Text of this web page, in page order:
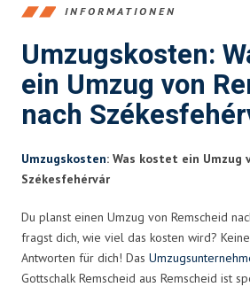
INFORMATIONEN
Umzugskosten:
ein Umzug von
nach
Umzugskosten: Was kostet ein Umzug
Székesfehérvár
Du planst einen Umzug von Remscheid
fragst dich, wie viel das kosten wird?
Antworten für dich! Das
Gottschalk Remscheid aus Remscheid ist